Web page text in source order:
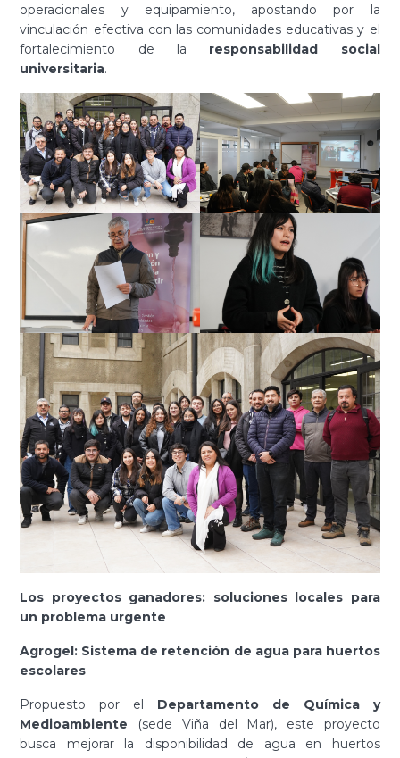
operacionales y equipamiento, apostando por la
vinculación efectiva con las comunidades educativas y el
fortalecimiento de la responsabilidad social
universitaria.
Los proyectos ganadores: soluciones locales para
un problema urgente
Agrogel: Sistema de retención de agua para huertos
escolares
Propuesto por el Departamento de Química y
Medioambiente (sede Viña del Mar), este proyecto
busca mejorar la disponibilidad de agua en huertos